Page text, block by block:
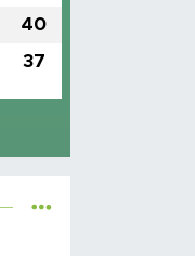
40
37